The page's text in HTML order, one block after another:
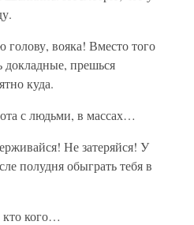
вояка! Вместо того
докладные, прешься
куда.
с людьми, в массах…
Не затеряйся! У
полудня обыграть тебя в
кого…